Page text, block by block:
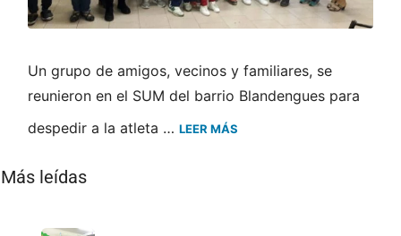
Un grupo de amigos, vecinos y familiares, se
reunieron en el SUM del barrio Blandengues para
despedir a la atleta … LEER MÁS
Más leídas